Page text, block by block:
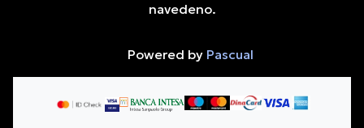
navedeno.
Powered by Pascual